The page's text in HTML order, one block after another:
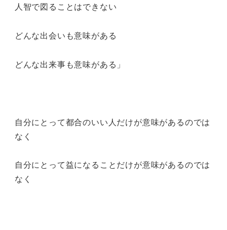
人智で図ることはできない
どんな出会いも意味がある
どんな出来事も意味がある」
自分にとって都合のいい人だけが意味があるのでは
なく
自分にとって益になることだけが意味があるのでは
なく